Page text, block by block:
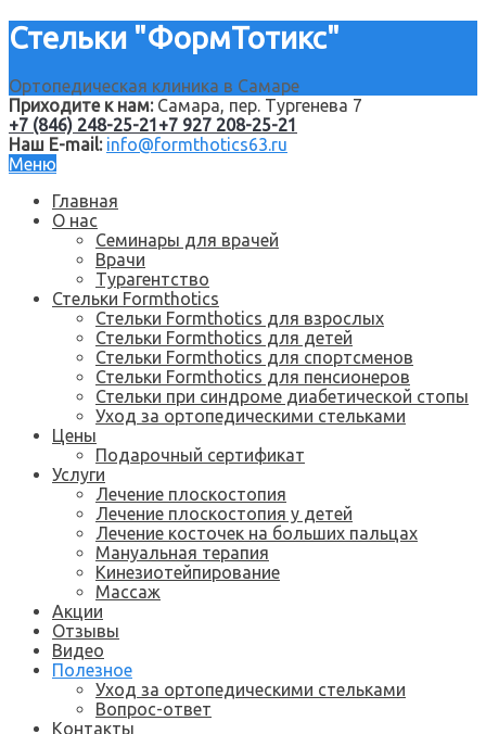
Стельки "ФормТотикс"
Ортопедическая клиника в Самаре
Приходите к нам:Самара, пер. Тургенева 7
+7 (846) 248-25-21 +7 927 208-25-21
Наш E-mail: info@formthotics63.ru
Меню
Главная
О нас
Семинары для врачей
Врачи
Турагентство
Стельки Formthotics
Стельки Formthotics для взрослых
Стельки Formthotics для детей
Стельки Formthotics для спортсменов
Стельки Formthotics для пенсионеров
Стельки при синдроме диабетической стопы
Уход за ортопедическими стельками
Цены
Подарочный сертификат
Услуги
Лечение плоскостопия
Лечение плоскостопия у детей
Лечение косточек на больших пальцах
Мануальная терапия
Кинезиотейпирование
Массаж
Акции
Отзывы
Видео
Полезное
Уход за ортопедическими стельками
Вопрос-ответ
Контакты